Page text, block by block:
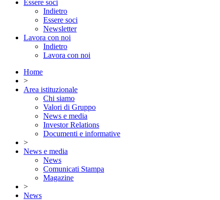
Essere soci
Indietro
Essere soci
Newsletter
Lavora con noi
Indietro
Lavora con noi
Home
>
Area istituzionale
Chi siamo
Valori di Gruppo
News e media
Investor Relations
Documenti e informative
>
News e media
News
Comunicati Stampa
Magazine
>
News